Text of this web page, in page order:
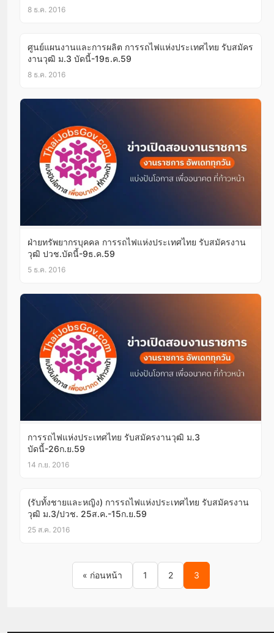
8 ธ.ค. 2016
ศูนย์แผนงานและการผลิต การรถไฟแห่งประเทศไทย รับสมัคร
งานวุฒิ ม.3 บัดนี้-19ธ.ค.59
8 ธ.ค. 2016
ฝ่ายทรัพยากรบุคคล การรถไฟแห่งประเทศไทย รับสมัครงาน
วุฒิ ปวช.บัดนี้-9ธ.ค.59
5 ธ.ค. 2016
การรถไฟแห่งประเทศไทย รับสมัครงานวุฒิ ม.3
บัดนี้-26ก.ย.59
14 ก.ย. 2016
(รับทั้งชายและหญิง) การรถไฟแห่งประเทศไทย รับสมัครงาน
วุฒิ ม.3/ปวช. 25ส.ค.-15ก.ย.59
25 ส.ค. 2016
Posts pagination
« ก่อนหน้า 1 2 3